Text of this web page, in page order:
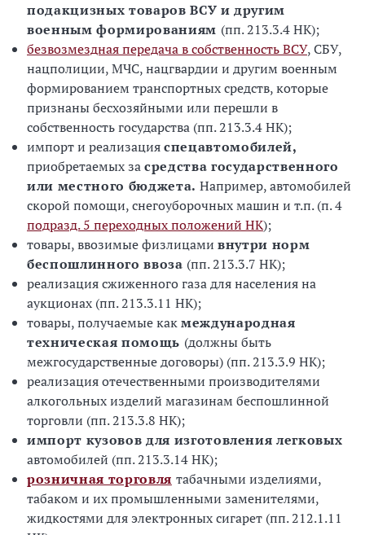
подакцизных товаров ВСУ и другим
военным формированиям (пп. 213.3.4 НК);
безвозмездная передача в собственность ВСУ, СБУ,
нацполиции, МЧС, нацгвардии и другим военным
формированием транспортных средств, которые
признаны бесхозяйными или перешли в
собственность государства (пп. 213.3.4 НК);
импорт и реализацияспецавтомобилей,
приобретаемых засредства государственного
или местного бюджета. Например, автомобилей
скорой помощи, снегоуборочных машин и т.п. (п. 4
подразд. 5 переходных положений НК);
товары, ввозимые физлицами внутри норм
беспошлинного ввоза (пп. 213.3.7 НК);
реализация сжиженного газа для населения на
аукционах (пп. 213.3.11 НК);
товары, получаемые какмеждународная
техническая помощь (должны быть
межгосударственные договоры) (пп. 213.3.9 НК);
реализация отечественными производителями
алкогольных изделий магазинам беспошлинной
торговли (пп. 213.3.8 НК);
импорт кузовов для изготовления легковых
автомобилей (пп. 213.3.14 НК);
розничная торговля табачными изделиями,
табаком и их промышленными заменителями,
жидкостями для электронных сигарет (пп. 212.1.11